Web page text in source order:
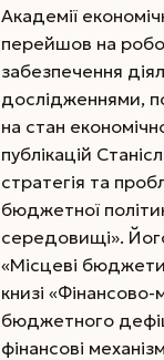
Академії
перейшов на
забезпечення
дослідженнями,
на стан
публікацій
стратегія та
бюджетної
середовищі».
«Місцеві
книзі
бюджетного
фінансові